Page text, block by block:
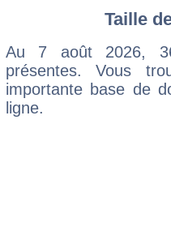
Taille
Au 7 août 2026,
présentes. Vous
importante base de
ligne.